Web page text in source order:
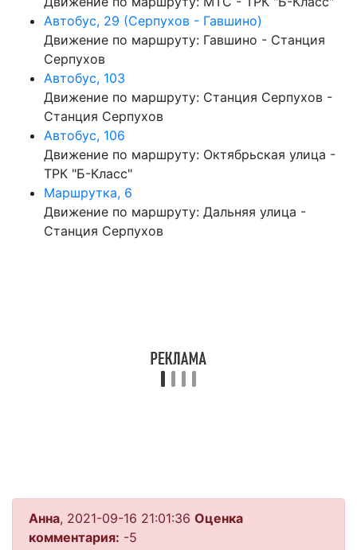
Автобус, 29 (Серпухов - Гавшино)
Движение по маршруту: Гавшино - Станция
Серпухов
Автобус, 103
Движение по маршруту: Станция Серпухов -
Станция Серпухов
Автобус, 106
Движение по маршруту: Октябрьская улица -
ТРК "Б-Класс"
Маршрутка, 6
Движение по маршруту: Дальняя улица -
Станция Серпухов
Анна, 2021-09-16 21:01:36 Оценка
комментария: -5